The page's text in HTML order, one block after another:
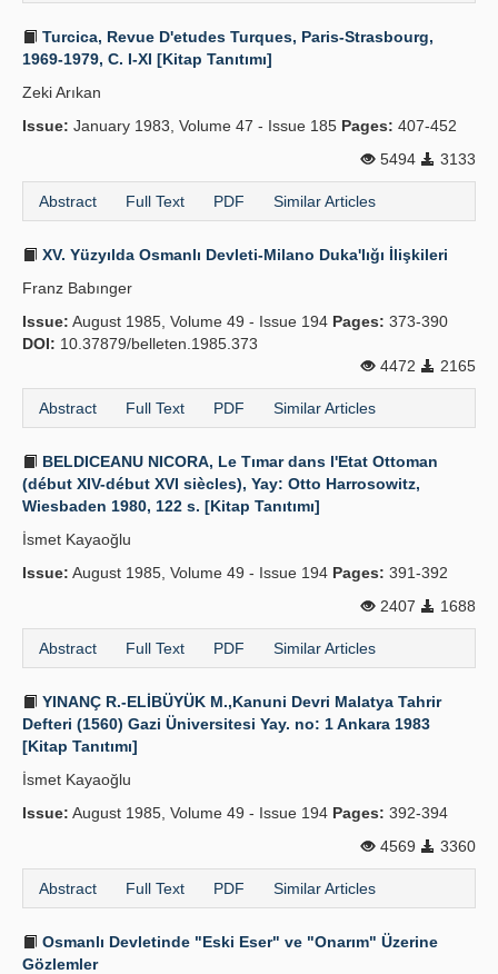
Turcica, Revue D'etudes Turques, Paris-Strasbourg,
1969-1979, C. I-XI [Kitap Tanıtımı]
Zeki Arıkan
Issue: January 1983, Volume 47 - Issue 185 Pages: 407-452
5494
3133
Abstract Full Text PDF Similar Articles
XV. Yüzyılda Osmanlı Devleti-Milano Duka'lığı İlişkileri
Franz Babınger
Issue: August 1985, Volume 49 - Issue 194 Pages: 373-390
DOI: 10.37879/belleten.1985.373
4472
2165
Abstract Full Text PDF Similar Articles
BELDICEANU NICORA, Le Tımar dans l'Etat Ottoman
(début XIV-début XVI siècles), Yay: Otto Harrosowitz,
Wiesbaden 1980, 122 s. [Kitap Tanıtımı]
İsmet Kayaoğlu
Issue: August 1985, Volume 49 - Issue 194 Pages: 391-392
2407
1688
Abstract Full Text PDF Similar Articles
YINANÇ R.-ELİBÜYÜK M.,Kanuni Devri Malatya Tahrir
Defteri (1560) Gazi Üniversitesi Yay. no: 1 Ankara 1983
[Kitap Tanıtımı]
İsmet Kayaoğlu
Issue: August 1985, Volume 49 - Issue 194 Pages: 392-394
4569
3360
Abstract Full Text PDF Similar Articles
Osmanlı Devletinde "Eski Eser" ve "Onarım" Üzerine
Gözlemler